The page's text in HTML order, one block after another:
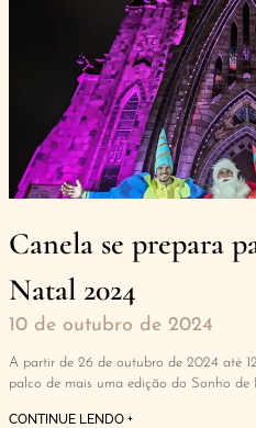
Canela se prepara
Natal 2024
10 de outubro de 2024
A partir de 26 de outubro de 2024 até
palco de mais uma edição do Sonho de
CONTINUE LENDO +